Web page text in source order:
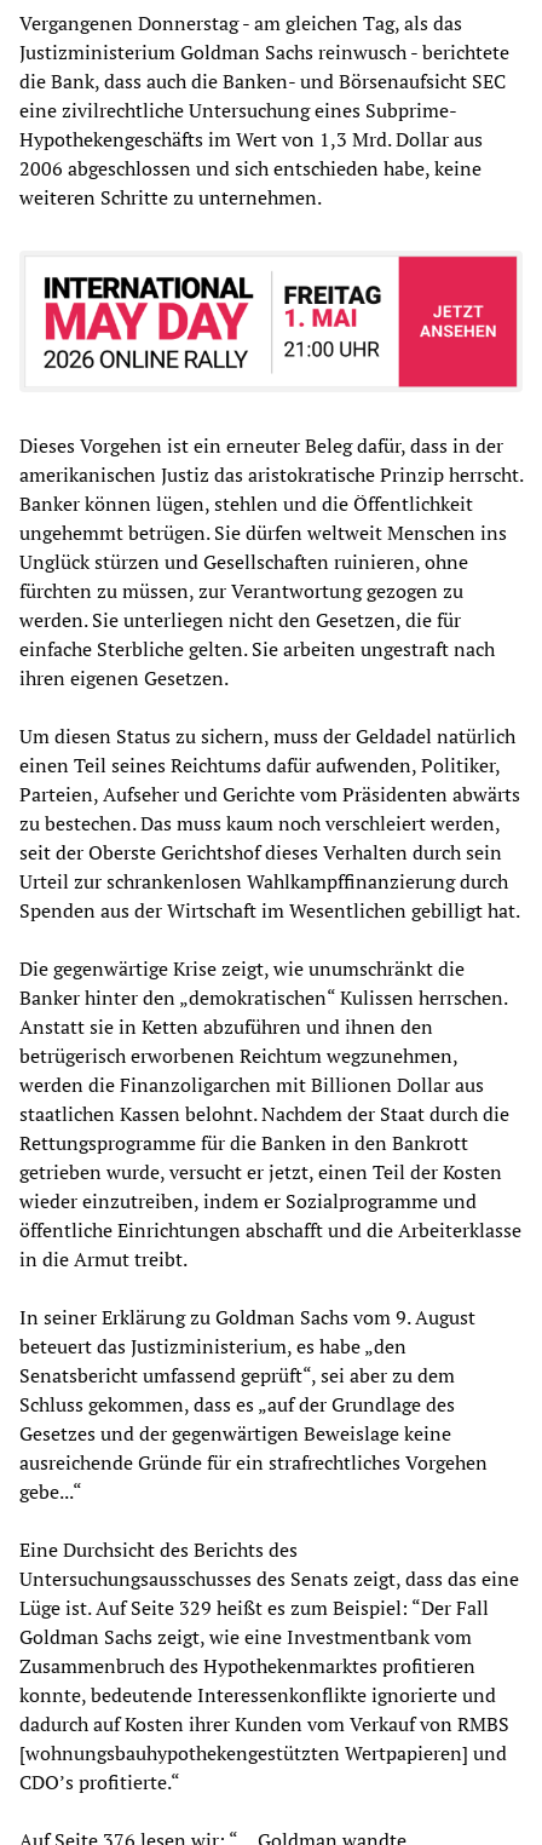
Vergangenen Donnerstag - am gleichen Tag, als das
Justizministerium Goldman Sachs reinwusch - berichtete
die Bank, dass auch die Banken- und Börsenaufsicht SEC
eine zivilrechtliche Untersuchung eines Subprime-
Hypothekengeschäfts im Wert von 1,3 Mrd. Dollar aus
2006 abgeschlossen und sich entschieden habe, keine
weiteren Schritte zu unternehmen.
Dieses Vorgehen ist ein erneuter Beleg dafür, dass in der
amerikanischen Justiz das aristokratische Prinzip herrscht.
Banker können lügen, stehlen und die Öffentlichkeit
ungehemmt betrügen. Sie dürfen weltweit Menschen ins
Unglück stürzen und Gesellschaften ruinieren, ohne
fürchten zu müssen, zur Verantwortung gezogen zu
werden. Sie unterliegen nicht den Gesetzen, die für
einfache Sterbliche gelten. Sie arbeiten ungestraft nach
ihren eigenen Gesetzen.
Um diesen Status zu sichern, muss der Geldadel natürlich
einen Teil seines Reichtums dafür aufwenden, Politiker,
Parteien, Aufseher und Gerichte vom Präsidenten abwärts
zu bestechen. Das muss kaum noch verschleiert werden,
seit der Oberste Gerichtshof dieses Verhalten durch sein
Urteil zur schrankenlosen Wahlkampffinanzierung durch
Spenden aus der Wirtschaft im Wesentlichen gebilligt hat.
Die gegenwärtige Krise zeigt, wie unumschränkt die
Banker hinter den „demokratischen“ Kulissen herrschen.
Anstatt sie in Ketten abzuführen und ihnen den
betrügerisch erworbenen Reichtum wegzunehmen,
werden die Finanzoligarchen mit Billionen Dollar aus
staatlichen Kassen belohnt. Nachdem der Staat durch die
Rettungsprogramme für die Banken in den Bankrott
getrieben wurde, versucht er jetzt, einen Teil der Kosten
wieder einzutreiben, indem er Sozialprogramme und
öffentliche Einrichtungen abschafft und die Arbeiterklasse
in die Armut treibt.
In seiner Erklärung zu Goldman Sachs vom 9. August
beteuert das Justizministerium, es habe „den
Senatsbericht umfassend geprüft“, sei aber zu dem
Schluss gekommen, dass es „auf der Grundlage des
Gesetzes und der gegenwärtigen Beweislage keine
ausreichende Gründe für ein strafrechtliches Vorgehen
gebe...“
Eine Durchsicht des Berichts des
Untersuchungsausschusses des Senats zeigt, dass das eine
Lüge ist. Auf Seite 329 heißt es zum Beispiel: “Der Fall
Goldman Sachs zeigt, wie eine Investmentbank vom
Zusammenbruch des Hypothekenmarktes profitieren
konnte, bedeutende Interessenkonflikte ignorierte und
dadurch auf Kosten ihrer Kunden vom Verkauf von RMBS
[wohnungsbauhypothekengestützten Wertpapieren] und
CDO’s profitierte.“